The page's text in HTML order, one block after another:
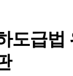
도급법